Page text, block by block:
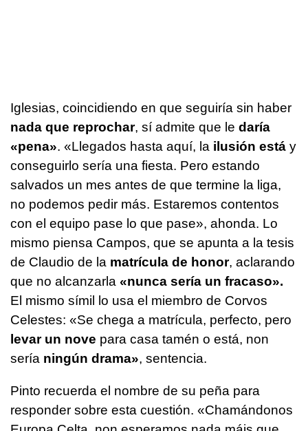
Iglesias, coincidiendo en que seguiría sin haber
nada que reprochar, sí admite que le daría
«pena». «Llegados hasta aquí, la ilusión está y
conseguirlo sería una fiesta. Pero estando
salvados un mes antes de que termine la liga,
no podemos pedir más. Estaremos contentos
con el equipo pase lo que pase», ahonda. Lo
mismo piensa Campos, que se apunta a la tesis
de Claudio de la matrícula de honor, aclarando
que no alcanzarla «nunca sería un fracaso».
El mismo símil lo usa el miembro de Corvos
Celestes: «Se chega a matrícula, perfecto, pero
levar un nove para casa tamén o está, non
sería ningún drama», sentencia.
Pinto recuerda el nombre de su peña para
responder sobre esta cuestión. «Chamándonos